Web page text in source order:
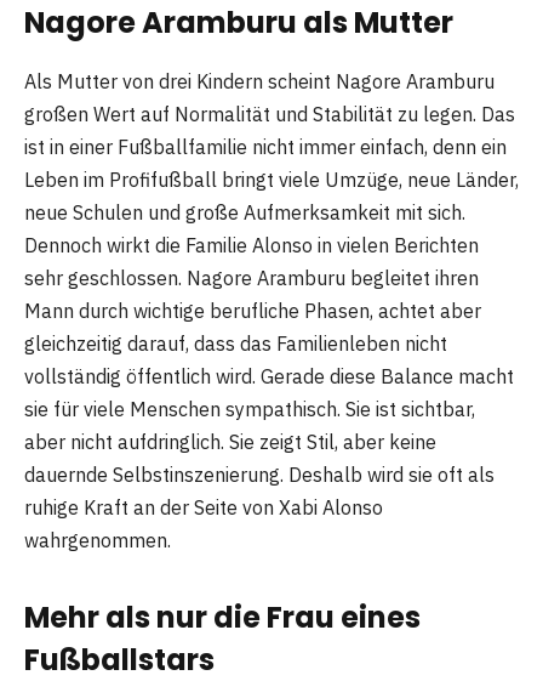
Nagore Aramburu als Mutter
Als Mutter von drei Kindern scheint Nagore Aramburu
großen Wert auf Normalität und Stabilität zu legen. Das
ist in einer Fußballfamilie nicht immer einfach, denn ein
Leben im Profifußball bringt viele Umzüge, neue Länder,
neue Schulen und große Aufmerksamkeit mit sich.
Dennoch wirkt die Familie Alonso in vielen Berichten
sehr geschlossen. Nagore Aramburu begleitet ihren
Mann durch wichtige berufliche Phasen, achtet aber
gleichzeitig darauf, dass das Familienleben nicht
vollständig öffentlich wird. Gerade diese Balance macht
sie für viele Menschen sympathisch. Sie ist sichtbar,
aber nicht aufdringlich. Sie zeigt Stil, aber keine
dauernde Selbstinszenierung. Deshalb wird sie oft als
ruhige Kraft an der Seite von Xabi Alonso
wahrgenommen.
Mehr als nur die Frau eines
Fußballstars